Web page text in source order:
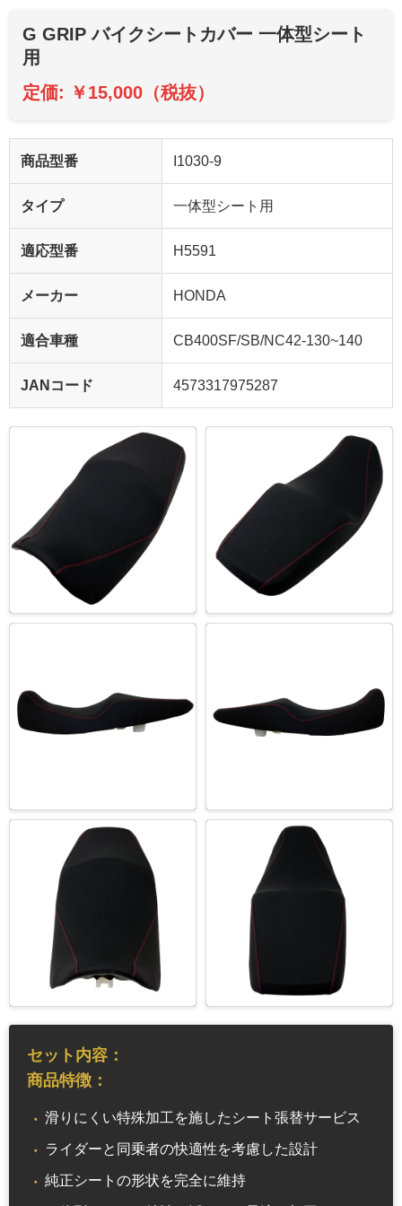
G GRIP バイクシートカバー 一体型シート
用
定価: ￥15,000（税抜）
商品型番 I1030-9
タイプ 一体型シート用
適応型番 H5591
メーカー HONDA
適合車種 CB400SF/SB/NC42-130~140
JANコード 4573317975287
セット内容：
商品特徴：
滑りにくい特殊加工を施したシート張替サービス
ライダーと同乗者の快適性を考慮した設計
純正シートの形状を完全に維持